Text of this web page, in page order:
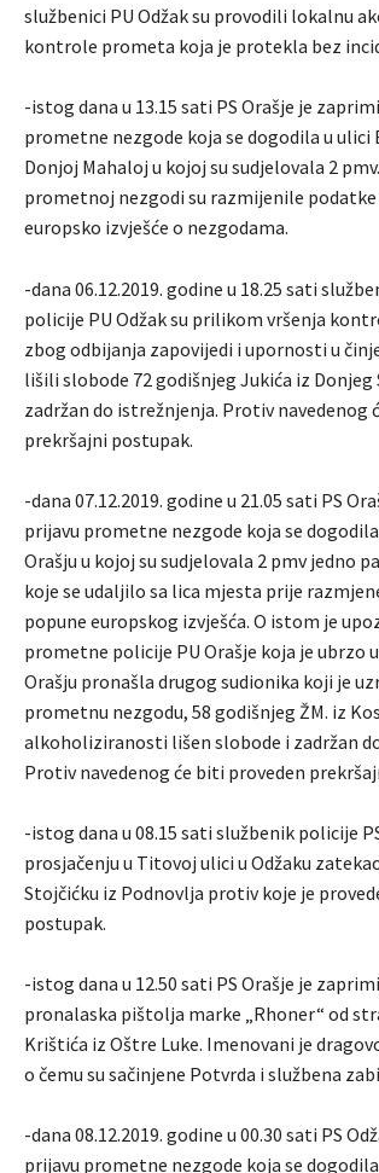
službenici PU Odžak su provodili lokalnu
kontrole prometa koja je protekla bez
-istog dana u 13.15 sati PS Orašje je
prometne nezgode koja se dogodila u ulici
Donjoj Mahaloj u kojoj su sudjelovala 2
prometnoj nezgodi su razmijenile
europsko izvješće o nezgodama.
-dana 06.12.2019. godine u 18.25 sati
policije PU Odžak su prilikom vršenja
zbog odbijanja zapovijedi i upornosti u
lišili slobode 72 godišnjeg Jukića iz Donjeg
zadržan do istrežnjenja. Protiv navedenog
prekršajni postupak.
-dana 07.12.2019. godine u 21.05 sati PS
prijavu prometne nezgode koja se dogodila
Orašju u kojoj su sudjelovala 2 pmv jedno
koje se udaljilo sa lica mjesta prije
popune europskog izvješća. O istom je
prometne policije PU Orašje koja je ubrzo u
Orašju pronašla drugog sudionika koji je
prometnu nezgodu, 58 godišnjeg ŽM. iz
alkoholiziranosti lišen slobode i zadržan
Protiv navedenog će biti proveden
-istog dana u 08.15 sati službenik policije
prosjačenju u Titovoj ulici u Odžaku
Stojčićku iz Podnovlja protiv koje je
postupak.
-istog dana u 12.50 sati PS Orašje je
pronalaska pištolja marke „Rhoner“ od
Krištića iz Oštre Luke. Imenovani je
o čemu su sačinjene Potvrda i službena
-dana 08.12.2019. godine u 00.30 sati PS
prijavu prometne nezgode koja se